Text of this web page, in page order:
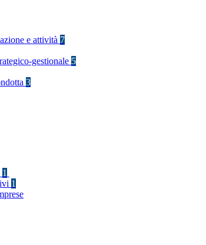
e attività 7
gestionale 5
3
1
1